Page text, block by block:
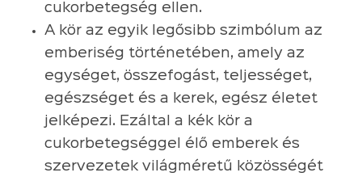
cukorbetegség ellen.
A kör az egyik legősibb szimbólum az
emberiség történetében, amely az
egységet, összefogást, teljességet,
egészséget és a kerek, egész életet
jelképezi. Ezáltal a kék kör a
cukorbetegséggel élő emberek és
szervezetek világméretű közösségét